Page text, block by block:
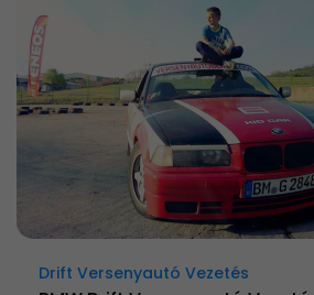
Drift Versenyautó Vezetés